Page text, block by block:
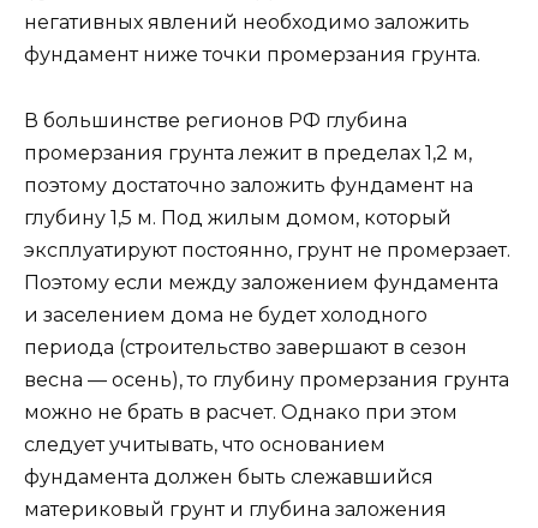
негативных явлений необходимо заложить
фундамент ниже точки промерзания грунта.
В большинстве регионов РФ глубина
промерзания грунта лежит в пределах 1,2 м,
поэтому достаточно заложить фундамент на
глубину 1,5 м. Под жилым домом, который
эксплуатируют постоянно, грунт не промерзает.
Поэтому если между заложением фундамента
и заселением дома не будет холодного
периода (строительство завершают в сезон
весна — осень), то глубину промерзания грунта
можно не брать в расчет. Однако при этом
следует учитывать, что основанием
фундамента должен быть слежавшийся
материковый грунт и глубина заложения